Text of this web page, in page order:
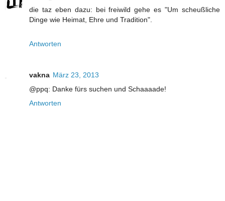
die taz eben dazu: bei freiwild gehe es "Um scheußliche
Dinge wie Heimat, Ehre und Tradition".
Antworten
vakna März 23, 2013
@ppq: Danke fürs suchen und Schaaaade!
Antworten